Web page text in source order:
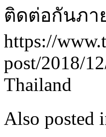
ติดต่อกันภา
https://
post/2018/
Thailand
Also posted